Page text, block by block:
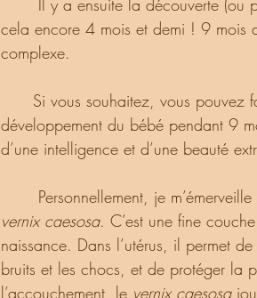
cela encore 4 mois et demi ! 9 mois
complexe.
développement du bébé pendant 9
d’une intelligence et d’une beauté
Personnellement, je
vernix caesosa. C’est une fine
naissance. Dans l’utérus, il permet
bruits et les chocs, et de protéger la
l’accouchement, le vernix caesosa